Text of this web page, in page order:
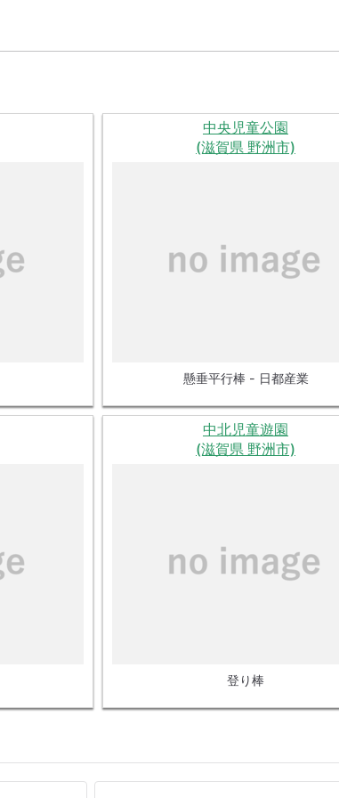
中央児童公園
(滋賀県 野洲市)
懸垂平行棒 - 日都産業
中北児童遊園
(滋賀県 野洲市)
登り棒